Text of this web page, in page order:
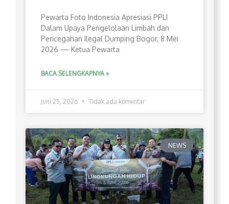
Pewarta Foto Indonesia Apresiasi PPLI
Dalam Upaya Pengelolaan Limbah dan
Pencegahan Ilegal Dumping Bogor, 8 Mei
2026 — Ketua Pewarta
BACA SELENGKAPNYA »
Juni 25, 2026 Tidak ada komentar
NEWS